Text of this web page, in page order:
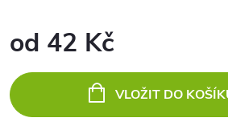
od 42 Kč
cena:
VLOŽIT DO